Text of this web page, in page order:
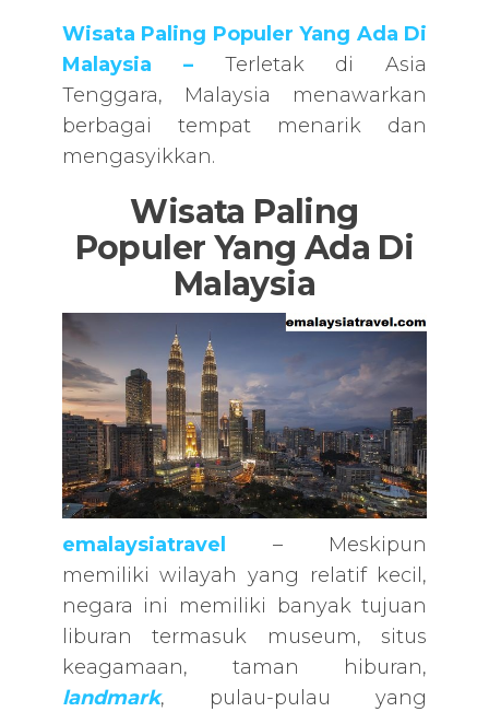
Wisata Paling Populer Yang Ada Di
Malaysia – Terletak di Asia
Tenggara, Malaysia menawarkan
berbagai tempat menarik dan
mengasyikkan.
Wisata Paling
Populer Yang Ada Di
Malaysia
emalaysiatravel
– Meskipun
memiliki wilayah yang relatif kecil,
negara ini memiliki banyak tujuan
liburan termasuk museum, situs
keagamaan, taman hiburan,
landmark, pulau-pulau yang